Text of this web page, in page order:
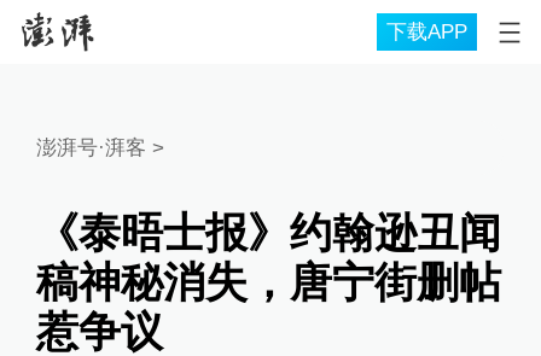
下载APP
澎湃号·湃客 >
《泰晤士报》约翰逊丑闻
稿神秘消失，唐宁街删帖
惹争议